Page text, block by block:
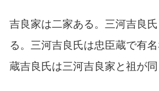
吉良家は二家ある。三河吉良
る。三河吉良氏は忠臣蔵で有
蔵吉良氏は三河吉良家と祖が同